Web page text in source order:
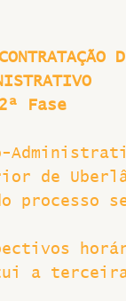
Antirracismo
Fase
de
processo
a